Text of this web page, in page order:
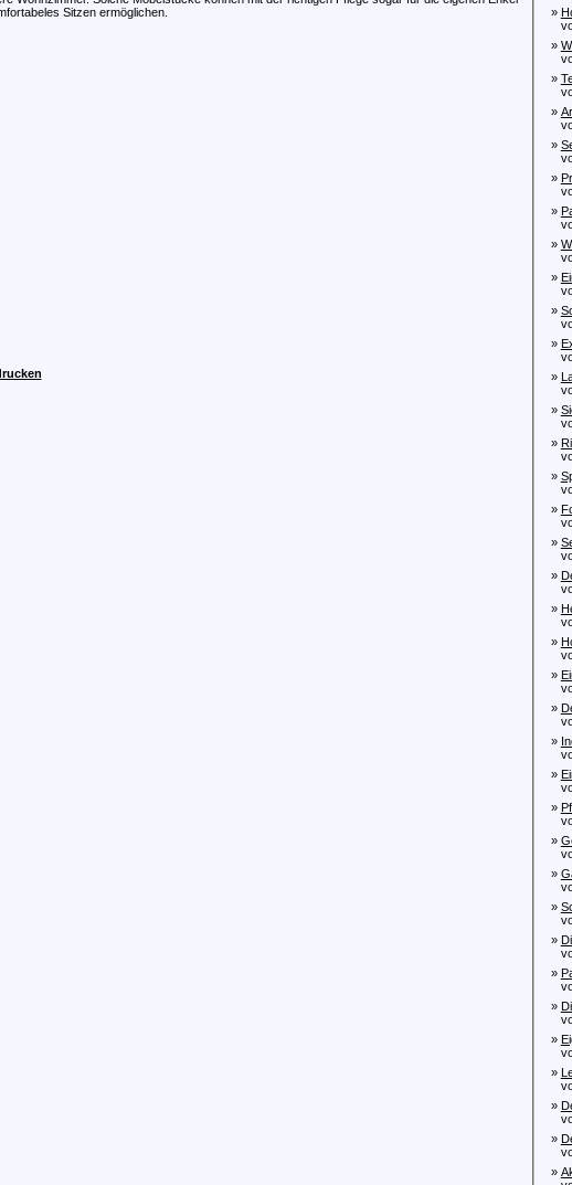
Sitzen ermöglichen.
»
»
»
»
»
»
»
»
»
»
»
»
»
»
»
»
»
»
»
»
»
»
»
»
»
»
»
»
»
»
»
»
»
»
»
»